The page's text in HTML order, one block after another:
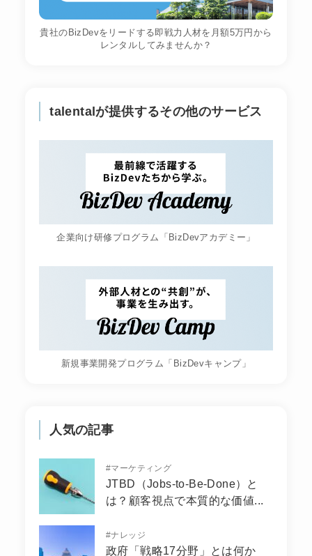
貴社のBizDevをリードする即戦力人材を月額5万円から
レンタルしてみませんか？
talentalが提供するその他のサービス
企業向け研修プログラム「BizDevアカデミー」
新規事業開発プログラム「BizDevキャンプ」
人気の記事
#マーケティング
JTBD（Jobs-to-Be-Done）と
は？顧客視点で本質的な価値...
#ナレッジ
政府「戦略17分野」とは何か